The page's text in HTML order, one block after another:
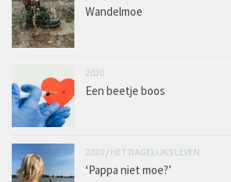
Wandelmoe
2020
Een beetje boos
2020 / HET DAGELIJKS LEVEN
‘Pappa niet moe?’